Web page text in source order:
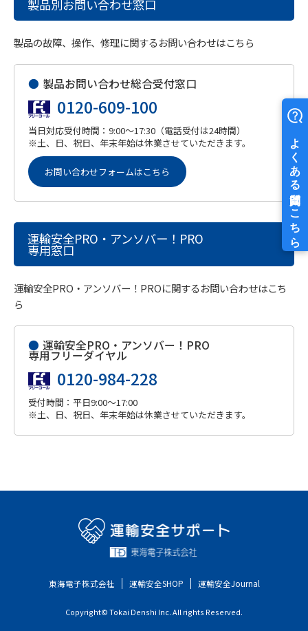
製品別お問い合わせ窓口
製品の故障、操作、修理に関するお問い合わせはこちら
● 製品お問い合わせ総合受付窓口
0120-609-100
当日対応受付時間：9:00～17:30（電話受付は24時間）
※土、日、祝日、年末年始は休業させていただきます。
お問い合わせフォームはこちら
運輸安全PRO・アンソバー！PRO
専用窓口
運輸安全PRO・アンソバー！PROに関するお問い合わせはこち
ら
● 運輸安全PRO・アンソバー！PRO
専用フリーダイヤル
0120-984-228
受付時間：平日9:00～17:00
※土、日、祝日、年末年始は休業させていただきます。
東海電子株式会社 運輸安全SHOP 運輸安全Journal
Copyright© Tokai Denshi Inc. All rights Reserved.